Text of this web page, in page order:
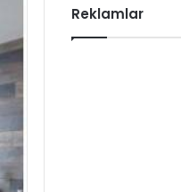
Reklamlar